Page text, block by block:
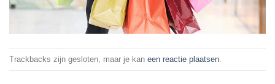
Trackbacks zijn gesloten, maar je kan een reactie plaatsen